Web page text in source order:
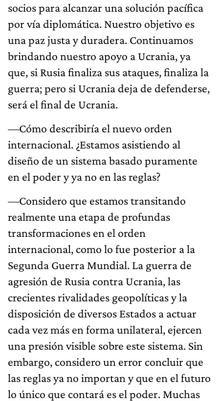
socios para alcanzar una solución pacífica
por vía diplomática. Nuestro objetivo es
una paz justa y duradera. Continuamos
brindando nuestro apoyo a Ucrania, ya
que, si Rusia finaliza sus ataques, finaliza la
guerra; pero si Ucrania deja de defenderse,
será el final de Ucrania.
—Cómo describiría el nuevo orden
internacional. ¿Estamos asistiendo al
diseño de un sistema basado puramente
en el poder y ya no en las reglas?
—Considero que estamos transitando
realmente una etapa de profundas
transformaciones en el orden
internacional, como lo fue posterior a la
Segunda Guerra Mundial. La guerra de
agresión de Rusia contra Ucrania, las
crecientes rivalidades geopolíticas y la
disposición de diversos Estados a actuar
cada vez más en forma unilateral, ejercen
una presión visible sobre este sistema. Sin
embargo, considero un error concluir que
las reglas ya no importan y que en el futuro
lo único que contará es el poder. Muchas